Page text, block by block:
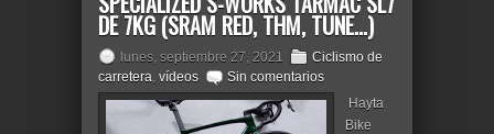
DE 7KG (SRAM RED, THM, TUNE...)
lunes, septiembre 27, 2021
Ciclismo de
carretera, vídeos
Sin comentarios
Hayta
Bike